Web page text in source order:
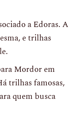
a Edoras. A
e trilhas
Mordor em
trilhas famosas,
quem busca